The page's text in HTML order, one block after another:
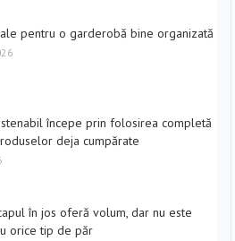
pentru o garderobă bine organizată
începe prin folosirea completă
deja cumpărate
în jos oferă volum, dar nu este
orice tip de păr